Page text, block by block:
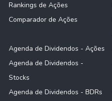
Rankings de Ações
Comparador de Ações
Agenda de Dividendos - Ações
Agenda de Dividendos -
Stocks
Agenda de Dividendos - BDRs